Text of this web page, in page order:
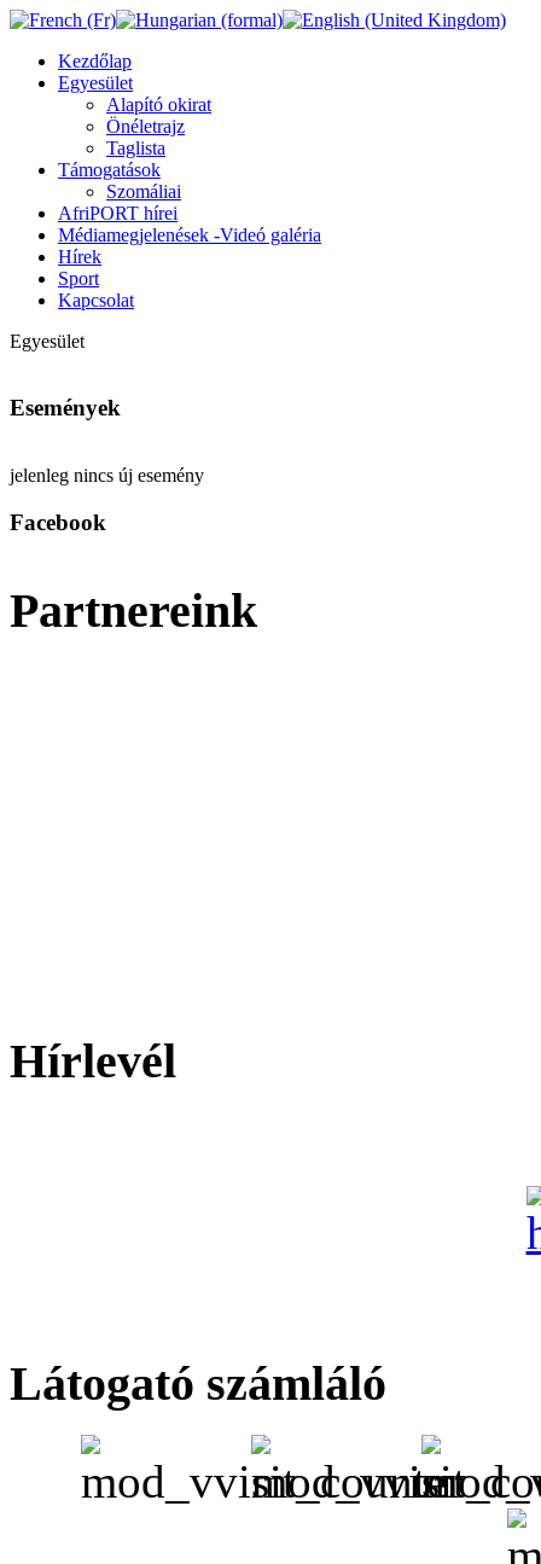
Kezdőlap
Egyesület
Alapító okirat
Önéletrajz
Taglista
Támogatások
Szomáliai
AfriPORT hírei
Médiamegjelenések -Videó galéria
Hírek
Sport
Kapcsolat
Egyesület
Események
jelenleg nincs új esemény
Facebook
Partnereink
Hírlevél
Látogató számláló